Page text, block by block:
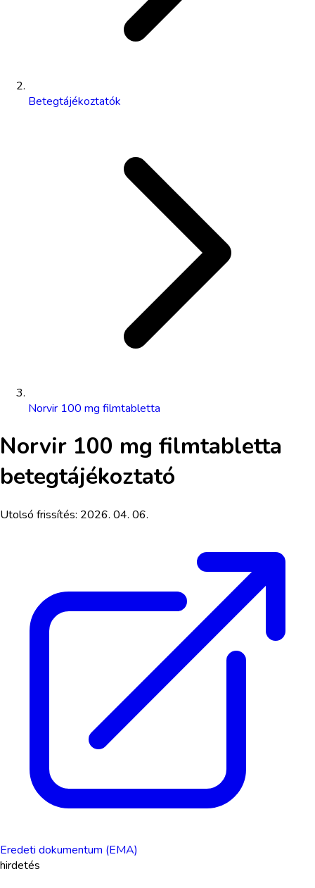
Betegtájékoztatók
Norvir 100 mg filmtabletta
Norvir 100 mg filmtabletta
betegtájékoztató
Utolsó frissítés: 2026. 04. 06.
Eredeti dokumentum (EMA)
hirdetés